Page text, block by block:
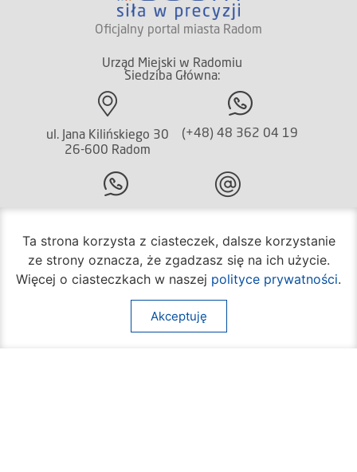
Oficjalny portal miasta Radom
Urząd Miejski w Radomiu
Siedziba Główna:
ul. Jana Kilińskiego 30
26-600 Radom
(+48) 48 362 04 19
Godziny pracy:
Biuro Obsługi Mieszkańca
poniedziałek – piątek
godz.7:30 – 16:30
Ta strona korzysta z ciasteczek, dalsze korzystanie
ze strony oznacza, że zgadzasz się na ich użycie.
Więcej o ciasteczkach w naszej polityce prywatności.
Akceptuję